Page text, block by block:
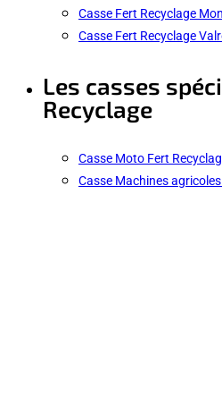
Casse Fert Recyclage
Casse Fert Recyclage
Les casses
Recyclage
Casse Moto Fert
Casse Machines